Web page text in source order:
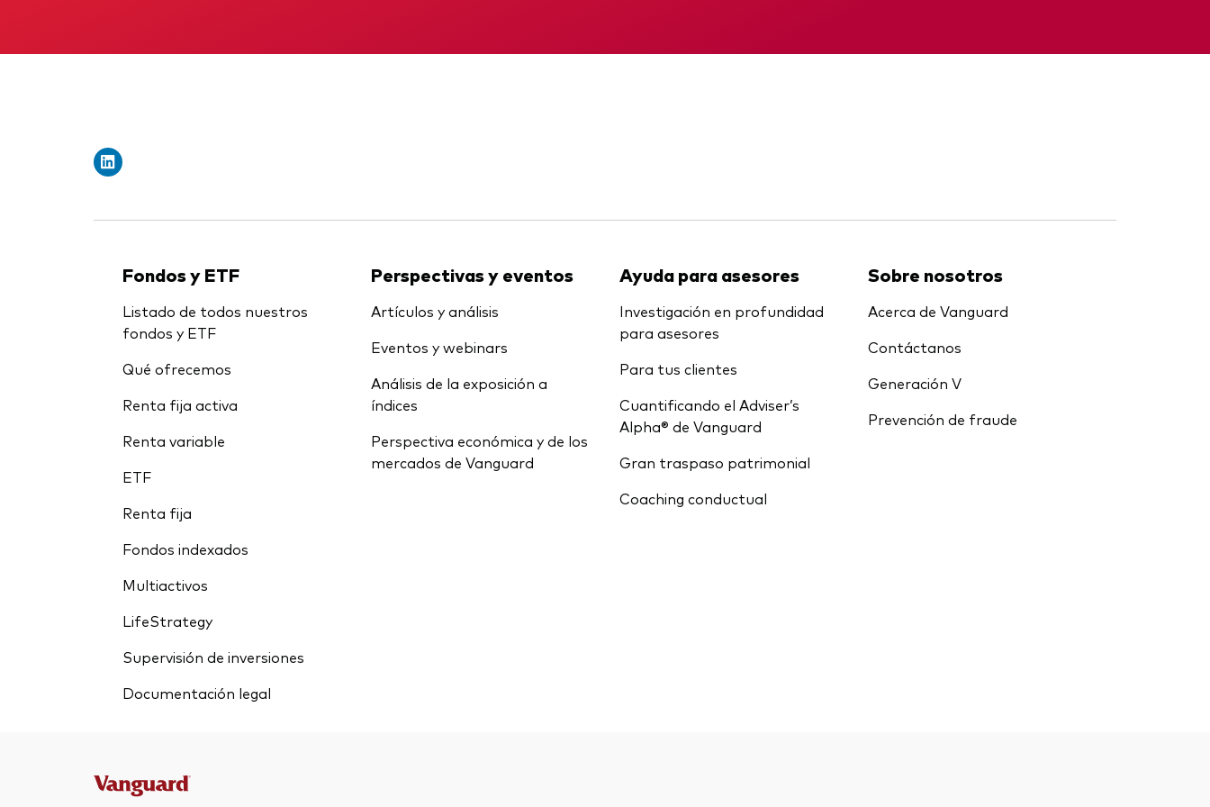
Fondos y ETF
Listado de todos nuestros
fondos y ETF
Qué ofrecemos
Renta fija activa
Renta variable
ETF
Renta fija
Fondos indexados
Multiactivos
LifeStrategy
Supervisión de inversiones
Documentación legal
Perspectivas y eventos
Artículos y análisis
Eventos y webinars
Análisis de la exposición a
índices
Perspectiva económica y de los
mercados de Vanguard
Ayuda para asesores
Investigación en profundidad
para asesores
Para tus clientes
Cuantificando el Adviser’s
Alpha® de Vanguard
Gran traspaso patrimonial
Coaching conductual
Sobre nosotros
Acerca de Vanguard
Contáctanos
Generación V
Prevención de fraude